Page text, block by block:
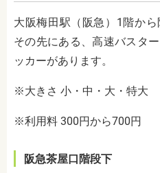
大阪梅田駅（阪急）1階から
その先にある、高速バスタ
ッカーがあります。
※大きさ 小・中・大・特大
※利用料 300円から700円
阪急茶屋口階段下